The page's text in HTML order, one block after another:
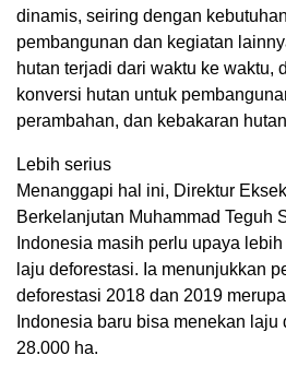
dinamis, seiring dengan
pembangunan dan kegiatan
hutan terjadi dari waktu ke waktu,
konversi hutan untuk
perambahan, dan kebakaran
Lebih serius
Menanggapi hal ini, Direktur
Berkelanjutan Muhammad Teguh
Indonesia masih perlu upaya
laju deforestasi. Ia menunjukkan
deforestasi 2018 dan 2019
Indonesia baru bisa menekan laju
28.000 ha.